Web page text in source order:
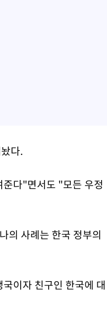
다.
다"면서도 "모든 우정
의 사례는 한국 정부의
이자 친구인 한국에 대